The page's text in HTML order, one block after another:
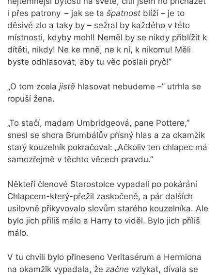
i přes patrony – jak se ta špatnost blíží – je to
děsivé zlo a taky by – sežral by každého v této
místnosti, kdyby mohl! Neměl by se nikdy přiblížit k
dítěti, nikdy! Ne ke mně, ne k ní, k nikomu! Měli
byste odhlasovat, aby tu věc poslali pryč!”
„O tom zcela jistě hlasovat nebudeme –” utrhla se
ropuší žena.
„To stačí, madam Umbridgeová, pane Pottere,”
snesl se shora Brumbálův přísný hlas a za okamžik
starý kouzelník pokračoval: „Ačkoliv ten chlapec má
samozřejmě v těchto věcech pravdu.”
Někteří členové Starostolce vypadali po pokárání
Chlapcem-který-přežil zaskočeně, a pár dalších
usilovně přikyvovalo slovům starého kouzelníka. Ale
bylo jich příliš málo a Harry to viděl. Bylo jich příliš
málo.
V tu chvíli bylo přineseno Veritasérum a Hermiona
na okamžik vypadala, že začne vzlykat, dívala se